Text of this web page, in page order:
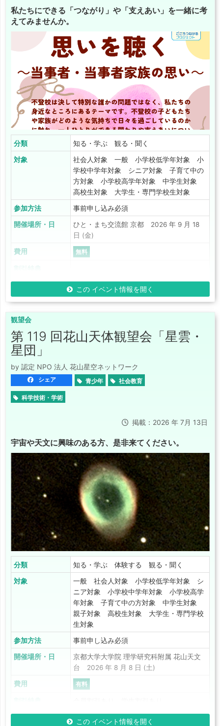
私たちにできる「つながり」や「支えあい」を一緒に考
えてみませんか。
分類 知る・学ぶ 観る・聞く
対象
社会人対象 一般 小学校低学年対象 小
学校中学年対象 シニア対象 子育て中の
方対象 小学校高学年対象 中学生対象
高校生対象 大学生・専門学校生対象
参加方法 事前申し込み必須
開催場所・日
ひと・まち交流館 京都 2026 年 9 月 18
日 (金)
費用 無料
この イベント情報を開く
観望会
第 119 回花山天体観望会「星雲・
星団」
by 認定 NPO 法人 花山星空ネットワーク
シェア 青少年 社会教育
科学技術・学術
掲載：2026 年 7月 13日
宇宙や天文に興味のある方、是非来てください。
分類 知る・学ぶ 体験する 観る・聞く
対象
一般 社会人対象 小学校低学年対象 シ
ニア対象 小学校中学年対象 小学校高学
年対象 子育て中の方対象 中学生対象
親子対象 高校生対象 大学生・専門学校
生対象
参加方法 事前申し込み必須
開催場所・日
京都大学大学院 理学研究科附属 花山天文
台 2026 年 8 月 8 日 (土)
費用 有料
この イベント情報を開く